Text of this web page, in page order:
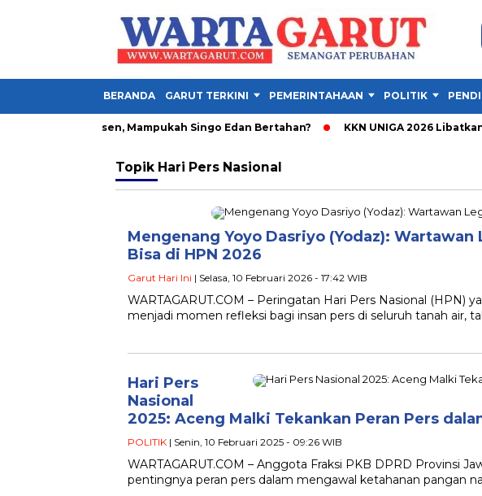
BERANDA GARUT TERKINI PEMERINTAHAAN POLITIK
Henrique Absen, Mampukah Singo Edan Bertahan? KKN UNIGA 2026 Libatkan
Topik Hari Pers Nasional
Mengenang Yoyo Dasriyo (Yodaz):
Bisa di HPN 2026
Garut Hari Ini | Selasa, 10 Februari 2026 - 17:42 WIB
WARTAGARUT.COM – Peringatan Hari Pers Nasional (HPN)
menjadi momen refleksi bagi insan pers di seluruh tanah air,
Hari Pers
Nasional
2025: Aceng Malki Tekankan Peran Pers
POLITIK | Senin, 10 Februari 2025 - 09:26 WIB
WARTAGARUT.COM – Anggota Fraksi PKB DPRD Provinsi
pentingnya peran pers dalam mengawal ketahanan pangan